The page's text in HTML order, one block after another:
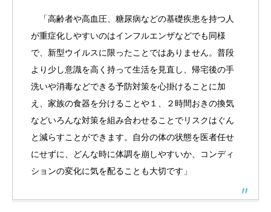
「高齢者や高血圧、糖尿病などの基礎疾患を持つ人
が重症化しやすいのはインフルエンザなどでも同様
で、新型ウイルスに限ったことではありません。普段
より少し意識を高く持って生活を見直し、帰宅後の手
洗いや消毒などできる予防対策を心掛けることに加
え、家族の食器を分けることや１、２時間おきの換気
などいろんな対策を組み合わせることでリスクはぐん
と減らすことができます。自分の体の状態を医者任せ
にせずに、どんな時に体調を崩しやすいか、コンディ
ションの変化に気を配ることも大切です」